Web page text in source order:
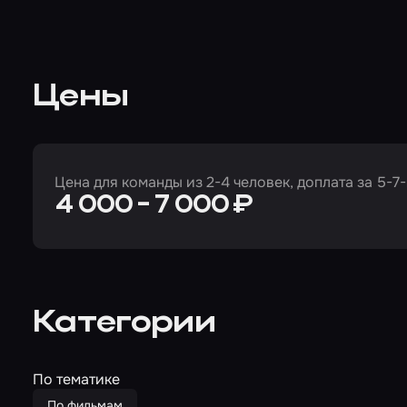
Цены
Цена для команды из 2-4 человек, доплата за 5-
4 000 - 7 000 ₽
Категории
По тематике